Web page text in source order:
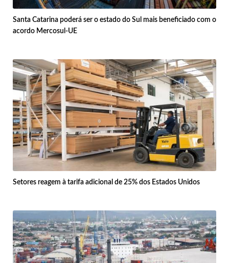
Santa Catarina poderá ser o estado do Sul mais beneficiado com o
acordo Mercosul-UE
Setores reagem à tarifa adicional de 25% dos Estados Unidos